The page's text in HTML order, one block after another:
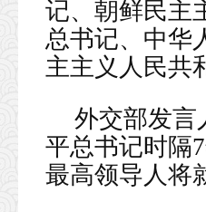
记、朝鲜民主
总书记、中华
主主义人民共
外交部发言
平总书记时隔
最高领导人将